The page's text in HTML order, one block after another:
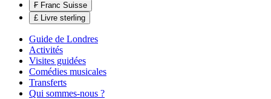
₣ Franc Suisse
£ Livre sterling
Guide de Londres
Activités
Visites guidées
Comédies musicales
Transferts
Qui sommes-nous ?